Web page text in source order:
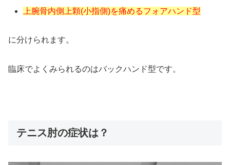
上腕骨内側上顆(小指側)を痛めるフォアハンド型
に分けられます。
臨床でよくみられるのはバックハンド型です。
テニス肘の症状は？